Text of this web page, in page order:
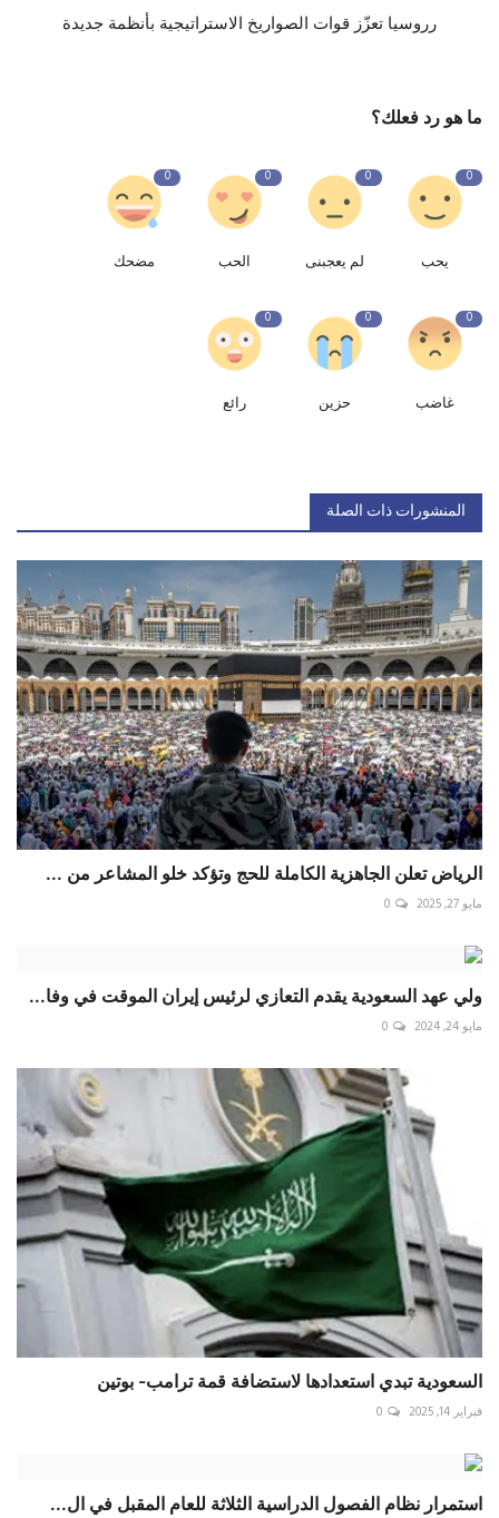
رروسيا تعزّز قوات الصواريخ الاستراتيجية بأنظمة جديدة
ما هو رد فعلك؟
0
يحب
0
لم يعجبنى
0
الحب
0
مضحك
0
غاضب
0
حزين
0
رائع
المنشورات ذات الصلة
الرياض تعلن الجاهزية الكاملة للحج وتؤكد خلو المشاعر من ...
مايو 27, 2025 0
ولي عهد السعودية يقدم التعازي لرئيس إيران الموقت في وفا...
مايو 24, 2024 0
السعودية تبدي استعدادها لاستضافة قمة ترامب- بوتين
فبراير 14, 2025 0
استمرار نظام الفصول الدراسية الثلاثة للعام المقبل في ال...